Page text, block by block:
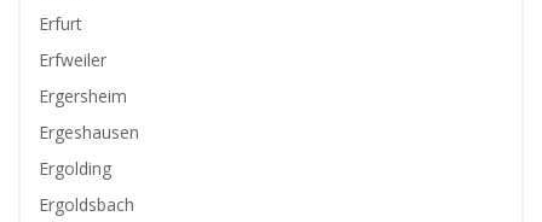
Erfurt
Erfweiler
Ergersheim
Ergeshausen
Ergolding
Ergoldsbach